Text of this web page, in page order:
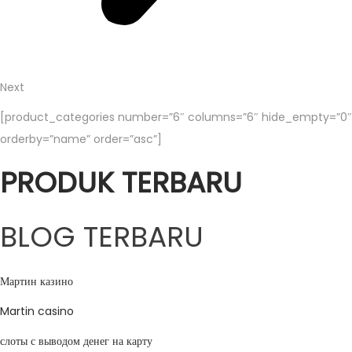
Next
[product_categories number=”6″ columns=”6″ hide_empty=”0″
orderby=”name” order=”asc”]
PRODUK TERBARU
BLOG TERBARU
Мартин казино
Martin casino
слоты с выводом денег на карту